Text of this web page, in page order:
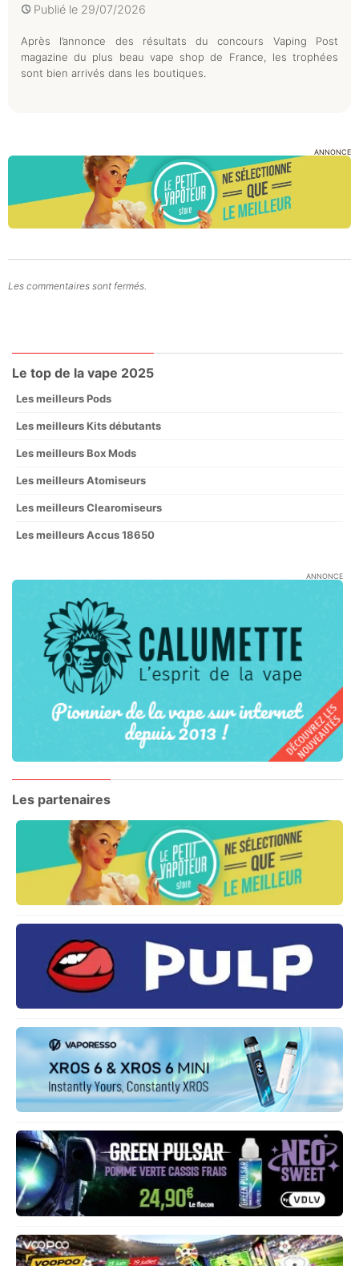
Publié le 29/07/2026
Après l’annonce des résultats du concours Vaping Post
magazine du plus beau vape shop de France, les trophées
sont bien arrivés dans les boutiques.
ANNONCE
Les commentaires sont fermés.
Le top de la vape 2025
Les meilleurs Pods
Les meilleurs Kits débutants
Les meilleurs Box Mods
Les meilleurs Atomiseurs
Les meilleurs Clearomiseurs
Les meilleurs Accus 18650
ANNONCE
Les partenaires